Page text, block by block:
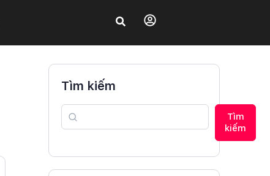
Tìm kiếm
Tìm
kiếm